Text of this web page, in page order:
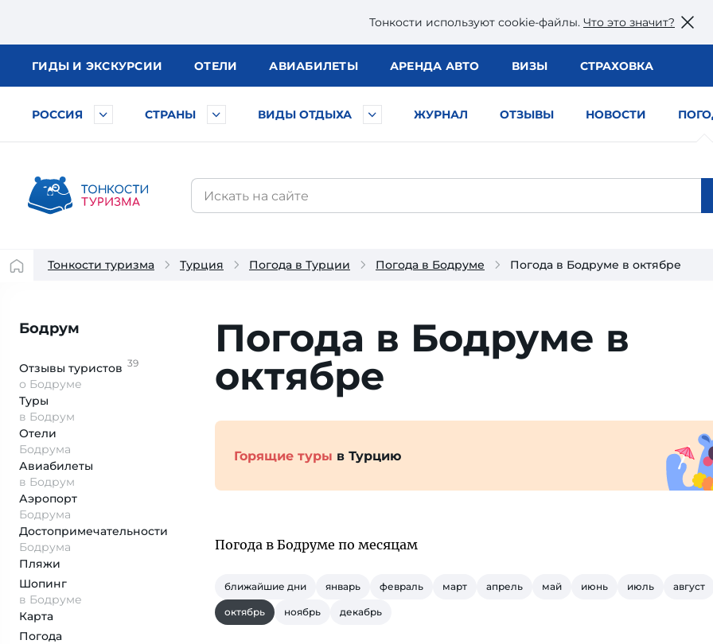
Тонкости используют сookie-файлы. Что это значит?
ГИДЫ И ЭКСКУРСИИ ОТЕЛИ АВИАБИЛЕТЫ АРЕНДА АВТО ВИЗЫ СТРАХОВКА
РОССИЯ СТРАНЫ ВИДЫ ОТДЫХА ЖУРНАЛ ОТЗЫВЫ НОВОСТИ
Тонкости туризма Турция Погода в Турции Погода в Бодруме Погода в Бодруме в октябре
Бодрум
Отзывы туристов 39
о Бодруме
Туры
в Бодрум
Отели
Бодрума
Авиабилеты
в Бодрум
Аэропорт
Бодрума
Достопримеча­тельности
Бодрума
Пляжи
Шопинг
в Бодруме
Карта
Погода
Погода в Бодруме в
октябре
Горящие туры в Турцию
Погода в Бодруме по месяцам
ближайшие дни январь февраль март апрель май июнь июль август
октябрь ноябрь декабрь